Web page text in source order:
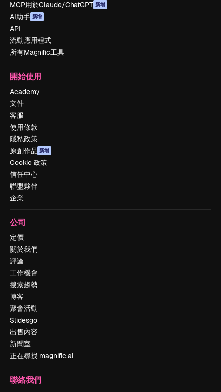
MCP用於Claude/ChatGPT 新增
AI助手 新增
API
流動應用程式
所有Magnific工具
開始使用
Academy
文件
客服
使用條款
隱私政策
原創作品 新增
Cookie 政策
信任中心
聯盟夥伴
企業
公司
定價
關於我們
評論
工作機會
搜索趨勢
博客
聚會活動
Slidesgo
出售內容
新聞室
正在尋找 magnific.ai
聯絡我們